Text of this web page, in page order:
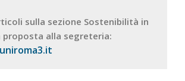
sulla sezione Sostenibilità in
proposta alla segreteria: